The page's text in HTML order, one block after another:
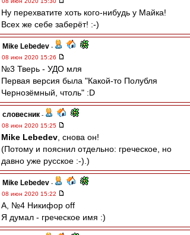
Ну перехватите хоть кого-нибудь у Майка!
Всех же себе заберёт! :-)
Mike Lebedev -
08 июн 2020 15:26
№3 Тверь - УДО мля
Первая версия была "Какой-то Полубля
Чернозёмный, чтоль" :D
словесник -
08 июн 2020 15:25
Mike Lebedev , снова он!
(Потому и пояснил отдельно: греческое, но
давно уже русское :-).)
Mike Lebedev -
08 июн 2020 15:22
А, №4 Никифор off
Я думал - греческое имя :)